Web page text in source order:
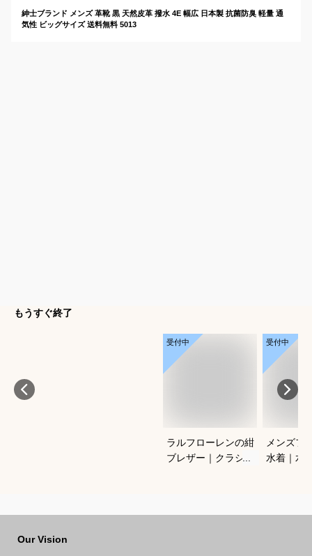
紳士ブランド メンズ 革靴 黒 天然皮革 撥水 4E 幅広 日本製 抗菌防臭 軽量 通
気性 ビッグサイズ 送料無料 5013
もうすぐ終了
受付中
ラルフローレンの紺
ブレザー｜クラシッ
受付中
メンズフ
水着｜水
Our Vision